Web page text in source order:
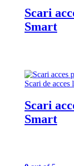
Scari
Smart
Scari de acces
Scari
Smart